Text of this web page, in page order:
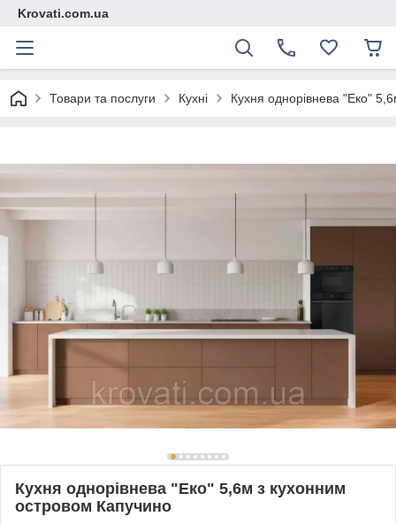
Krovati.com.ua
Товари та послуги Кухні Кухня однорівнева "Еко"
Кухня однорівнева "Еко" 5,6м з кухонним
островом Капучино